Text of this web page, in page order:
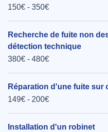
150€ - 350€
Recherche de fuite non
détection technique
380€ - 480€
Réparation d'une fuite sur
149€ - 200€
Installation d'un robinet